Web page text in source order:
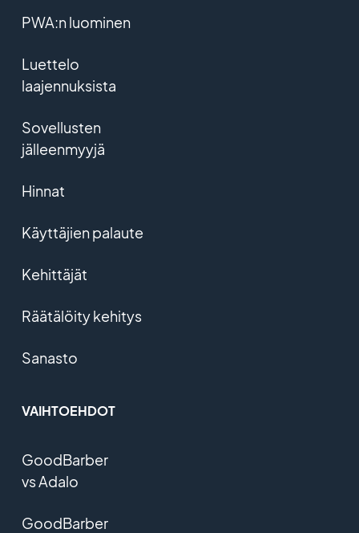
PWA:n luominen
Luettelo
laajennuksista
Sovellusten
jälleenmyyjä
Hinnat
Käyttäjien palaute
Kehittäjät
Räätälöity kehitys
Sanasto
VAIHTOEHDOT
GoodBarber
vs Adalo
GoodBarber